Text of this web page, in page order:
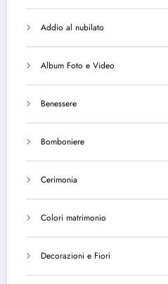
Addio al nubilato
Album Foto e Video
Benessere
Bomboniere
Cerimonia
Colori matrimonio
Decorazioni e Fiori